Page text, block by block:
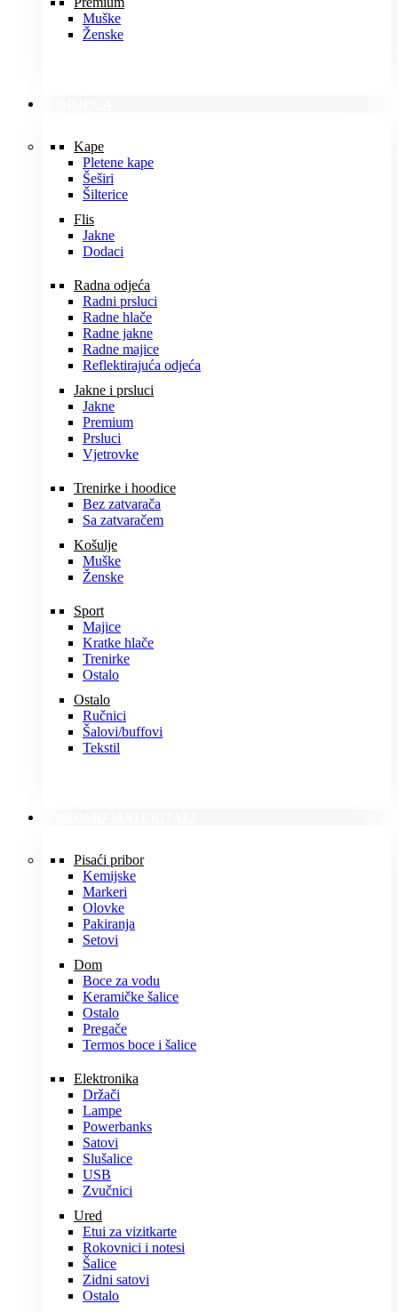
Muške
Ženske
Kape
Pletene kape
Šeširi
Šilterice
Flis
Jakne
Dodaci
Radna odjeća
Radni prsluci
Radne hlače
Radne jakne
Radne majice
Reflektirajuća odjeća
Jakne i prsluci
Jakne
Premium
Prsluci
Vjetrovke
Trenirke i hoodice
Bez zatvarača
Sa zatvaračem
Košulje
Muške
Ženske
Sport
Majice
Kratke hlače
Trenirke
Ostalo
Ostalo
Ručnici
Šalovi/buffovi
Tekstil
Pisaći pribor
Kemijske
Markeri
Olovke
Pakiranja
Setovi
Dom
Boce za vodu
Keramičke šalice
Ostalo
Pregače
Termos boce i šalice
Elektronika
Držači
Lampe
Powerbanks
Satovi
Slušalice
USB
Zvučnici
Ured
Etui za vizitkarte
Rokovnici i notesi
Šalice
Zidni satovi
Ostalo